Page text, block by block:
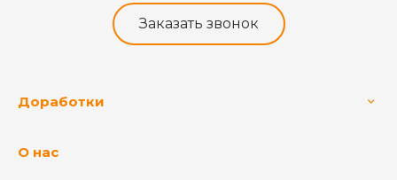
Заказать звонок
Доработки
О нас